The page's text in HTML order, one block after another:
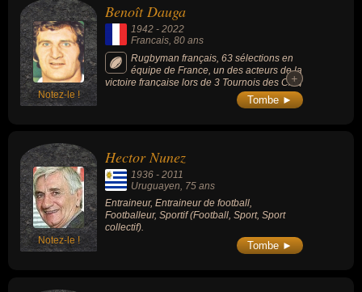
Notez-le !
Benoît Dauga
1942 - 2022
Francais , 80 ans
Rugbyman français, 63 sélections en
équipe de France, un des acteurs de la
victoire française lors de 3 Tournois des Cinq
Nations (1967, 1968 et 1970) dont le 1er
Grand Chelem de l'équipe de France en
+
+
Tombe ►
Notez-le !
Hector Nunez
1936 - 2011
Uruguayen, 75 ans
Entraineur, Entraineur de football,
Footballeur, Sportif (Football, Sport, Sport
collectif).
Tombe ►